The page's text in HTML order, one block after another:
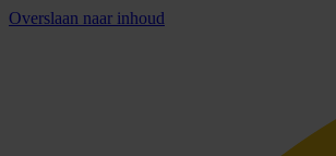
Overslaan naar inhoud